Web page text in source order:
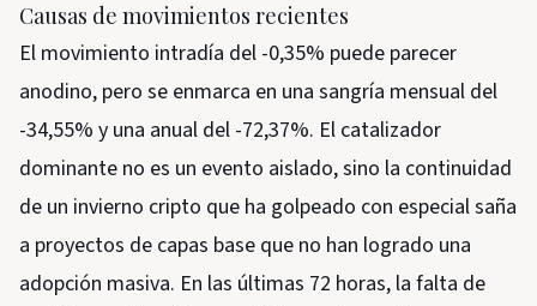
Causas de movimientos recientes
El movimiento intradía del -0,35% puede parecer
anodino, pero se enmarca en una sangría mensual del
-34,55% y una anual del -72,37%. El catalizador
dominante no es un evento aislado, sino la continuidad
de un invierno cripto que ha golpeado con especial saña
a proyectos de capas base que no han logrado una
adopción masiva. En las últimas 72 horas, la falta de